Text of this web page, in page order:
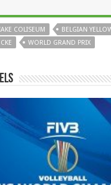
COLISEUM BELGIAN
WORLD GRAND PRIX